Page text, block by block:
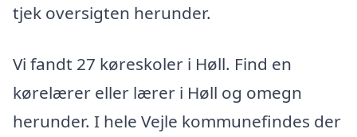
tjek oversigten herunder.
Vi fandt 27 køreskoler i Høll. Find en
kørelærer eller lærer i Høll og omegn
herunder. I hele Vejle kommunefindes der